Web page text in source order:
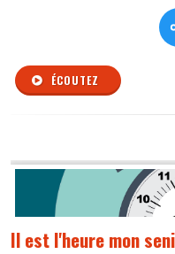
ÉCOUTEZ
Il est l'heure mon